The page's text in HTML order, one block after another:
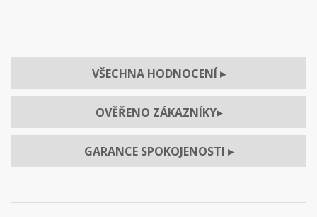
VŠECHNA HODNOCENÍ▸
OVĚŘENO ZÁKAZNÍKY▸
GARANCE SPOKOJENOSTI ▸